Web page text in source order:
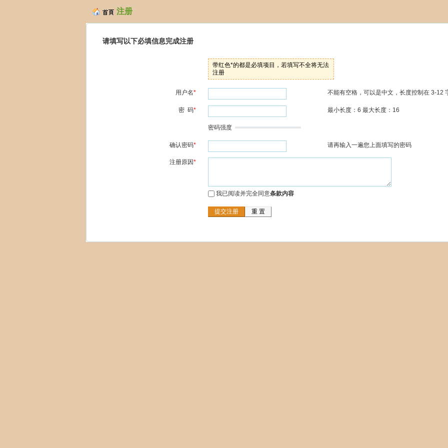
注册
请填写以下必填信息完成注册
带红色*的都是必填项目，若填写不全将无法
注册
用户名* 不能有空格，可以是中文，长度控制在 3-12
密 码* 最小长度：6 最大长度：16
密码强度
确认密码* 请再输入一遍您上面填写的密码
注册原因*
我已阅读并完全同意条款内容